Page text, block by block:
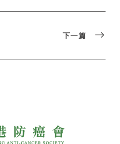
下一篇